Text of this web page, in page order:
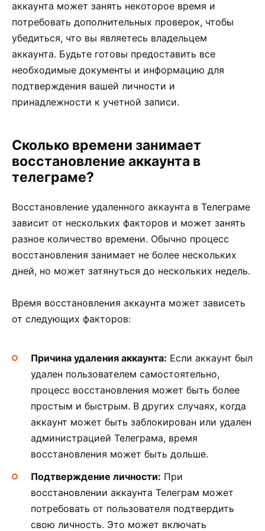
аккаунта может занять некоторое время и
потребовать дополнительных проверок, чтобы
убедиться, что вы являетесь владельцем
аккаунта. Будьте готовы предоставить все
необходимые документы и информацию для
подтверждения вашей личности и
принадлежности к учетной записи.
Сколько времени занимает
восстановление аккаунта в
телеграме?
Восстановление удаленного аккаунта в Телеграме
зависит от нескольких факторов и может занять
разное количество времени. Обычно процесс
восстановления занимает не более нескольких
дней, но может затянуться до нескольких недель.
Время восстановления аккаунта может зависеть
от следующих факторов:
Причина удаления аккаунта: Если аккаунт был
удален пользователем самостоятельно,
процесс восстановления может быть более
простым и быстрым. В других случаях, когда
аккаунт может быть заблокирован или удален
администрацией Телеграма, время
восстановления может быть дольше.
Подтверждение личности: При
восстановлении аккаунта Телеграм может
потребовать от пользователя подтвердить
свою личность. Это может включать